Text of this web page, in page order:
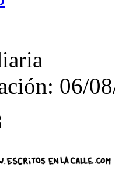
06/